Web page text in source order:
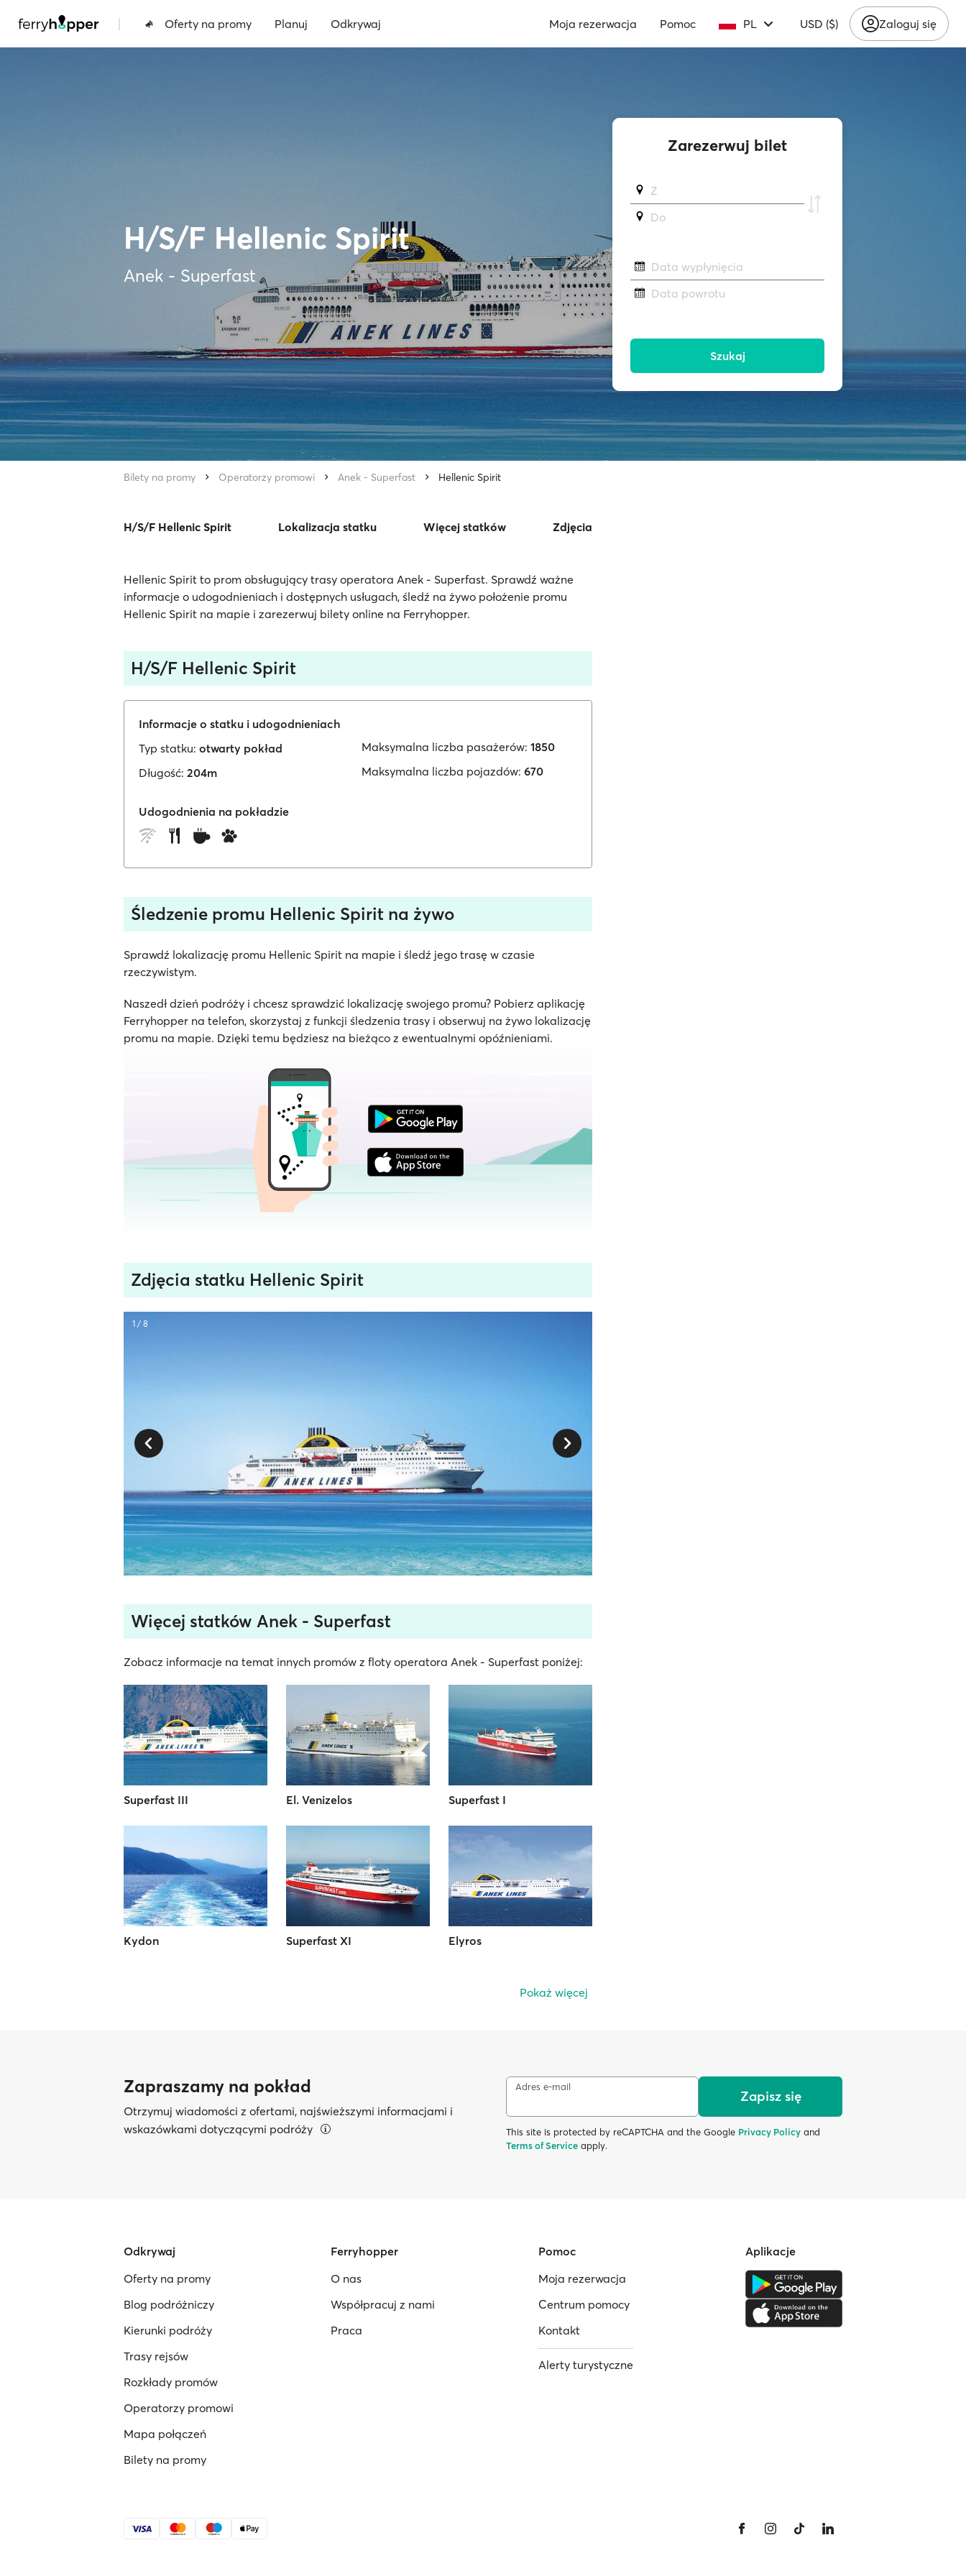
| Oferty na promy Planuj Odkrywaj Moja rezerwacja Pomoc PL USD ($) Zaloguj się
H/S/F Hellenic Spirit
Anek - Superfast
Bilety na promy Operatorzy promowi Anek - Superfast Hellenic Spirit
H/S/F Hellenic Spirit Lokalizacja statku Więcej statków Zdjęcia
Hellenic Spirit to prom obsługujący trasy operatora Anek - Superfast. Sprawdź ważne
informacje o udogodnieniach i dostępnych usługach, śledź na żywo położenie promu
Hellenic Spirit na mapie i zarezerwuj bilety online na Ferryhopper.
H/S/F Hellenic Spirit
Informacje o statku i udogodnieniach
Typ statku: otwarty pokład
Długość: 204m
Maksymalna liczba pasażerów: 1850
Maksymalna liczba pojazdów: 670
Udogodnienia na pokładzie
Śledzenie promu Hellenic Spirit na żywo
Sprawdź lokalizację promu Hellenic Spirit na mapie i śledź jego trasę w czasie
rzeczywistym.
Naszedł dzień podróży i chcesz sprawdzić lokalizację swojego promu? Pobierz aplikację
Ferryhopper na telefon, skorzystaj z funkcji śledzenia trasy i obserwuj na żywo lokalizację
promu na mapie. Dzięki temu będziesz na bieżąco z ewentualnymi opóźnieniami.
Zdjęcia statku Hellenic Spirit
1 / 8
Więcej statków Anek - Superfast
Zobacz informacje na temat innych promów z floty operatora Anek - Superfast poniżej:
Superfast III El. Venizelos Superfast I
Kydon Superfast XI Elyros
Pokaż więcej
Zarezerwuj bilet
Z
Do
Data wypłynięcia
Data powrotu
Szukaj
Zapraszamy na pokład
Otrzymuj wiadomości z ofertami, najświeższymi informacjami i
wskazówkami dotyczącymi podróży
Adres e-mail
Zapisz się
This site is protected by reCAPTCHA and the Google Privacy Policy and
Terms of Service apply.
Odkrywaj
Oferty na promy
Blog podróżniczy
Kierunki podróży
Trasy rejsów
Rozkłady promów
Operatorzy promowi
Mapa połączeń
Bilety na promy
Ferryhopper
O nas
Współpracuj z nami
Praca
Pomoc
Moja rezerwacja
Centrum pomocy
Kontakt
Alerty turystyczne
Aplikacje